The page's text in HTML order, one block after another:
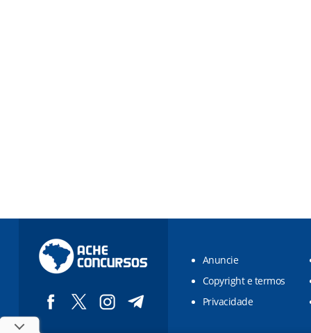
Anuncie
Copyright e termos
Privacidade